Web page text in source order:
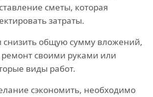
сметы, которая
затраты.
снизить общую сумму вложений,
своими руками или
виды работ.
сэкономить, необходимо